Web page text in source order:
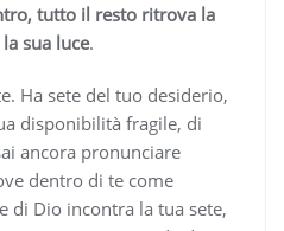
tutto il resto ritrova la
sua luce.
Ha sete del tuo desiderio,
disponibilità fragile, di
ancora pronunciare
dentro di te come
di Dio incontra la tua sete,